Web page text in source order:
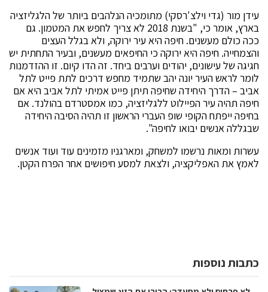
עידן מור (גדי וילצ'רסקי) מתומכיה הנלהבים ביותר של הלגליזציה
בארץ, אומר כי, "בשנת 2018 לא צריך לחפש את המטמון. גם
ככה כולם מעשנים. חיפה היא עיר ירוקה, ולא בגלל העצים
והצמחייה. חיפה היא ירוקה כי החיפאים מעשנים, ובעיר התחתית יש
חגיגה של עישונים, יהודים וערבים ביחד. זה הדו קיום. זו ההזדמנות
לומר לראש העיר יונה יהב שתמיד מחפש דרכים לתת פייט לתל
אביב – הדרך היחידה שחיפה תיתן פייט אמיתי לתל אביב היא אם
חיפה תהיה עיר הפיילוט ללגליזציה, כמו אמסטרדם בהולנד. אם
בחיפה ייפתח הקופי שופ העברי הראשון זו תהיה הסיבה היחידה
שבגללה אנשים יבואו לחיפה".
עשרות ומאות נרשמו למשחק, ומארגניו מזמינים עוד ועוד אנשים
לאמץ את האפליקציה, ולצאת למסע חיפושים אחר הפרח הקטן.
כתבות נוספות